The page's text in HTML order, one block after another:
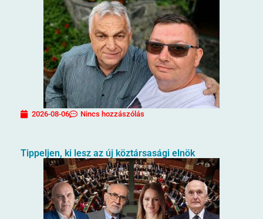
2026-08-06 Nincs hozzászólás
Tippeljen, ki lesz az új köztársasági elnök